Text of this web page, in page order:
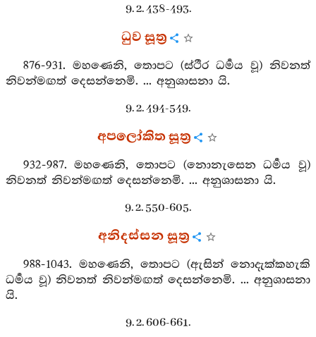
9. 2. 438-493.
ධුව සූත්‍ර
876-931. මහණෙනි, තොපට (ස්ථීර ධර්‍මය වූ) නිවනත්
නිවන්මඟත් දෙසන්නෙමි. ... අනුශාසනා යි.
9. 2. 494-549.
අපලෝකිත සූත්‍ර
932-987. මහණෙනි, තොපට (නොනැසෙන ධර්‍මය වූ)
නිවනත් නිවන්මඟත් දෙසන්නෙමි. ... අනුශාසනා යි.
9. 2. 550-605.
අනිදස්සන සූත්‍ර
988-1043. මහණෙනි, තොපට (ඇසින් නොදැක්කහැකි
ධර්‍මය වූ) නිවනත් නිවන්මඟත් දෙසන්නෙමි. ... අනුශාසනා
යි.
9. 2. 606-661.